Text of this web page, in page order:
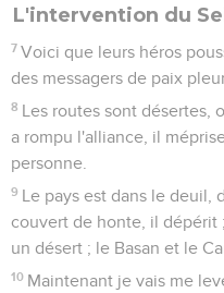
L'intervention du
7 Voici que leurs héros
des messagers de paix
8 Les routes sont désertes,
a rompu l'alliance, il
personne.
9 Le pays est dans le deuil,
couvert de honte, il dépérit
un désert ; le Basan et le
10 Maintenant je vais me